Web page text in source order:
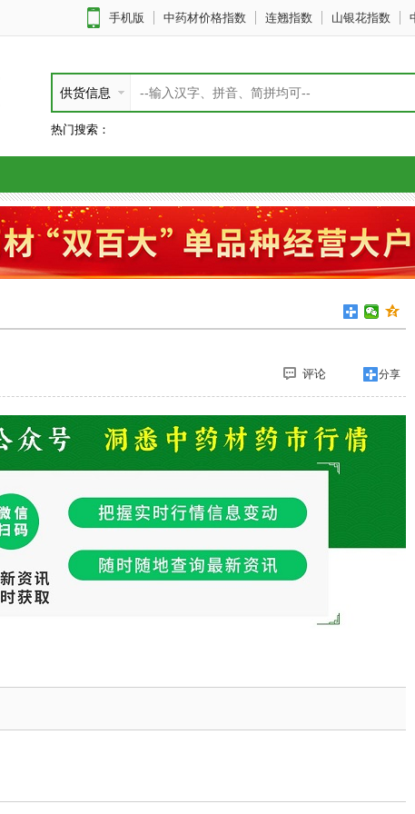
手机版 中药材价格指数 连翘指数 山银花指数
供货信息
热门搜索：
评论 分享